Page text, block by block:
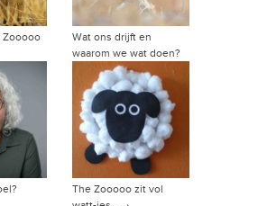
Zooooo
Wat ons drijft en
waarom we wat doen?
The Zooooo zit vol